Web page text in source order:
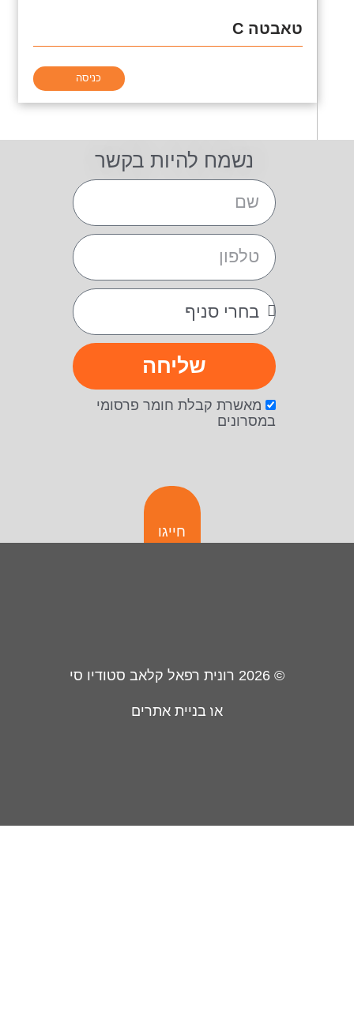
טאבטה C
כניסה
נשמח להיות בקשר
מאשרת קבלת חומר פרסומי
במסרונים
שליחה
רונית רפאל קלאב סטודיו סי
בניית אתרים